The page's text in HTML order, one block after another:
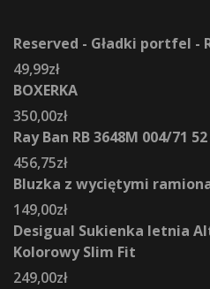
Reserved - Gładki portfel -
49,99zł
BOXERKA
350,00zł
Ray Ban RB 3648M 004/71 52
456,75zł
Bluzka z wyciętymi
149,00zł
Desigual Sukienka letnia
Kolorowy Slim Fit
249,00zł